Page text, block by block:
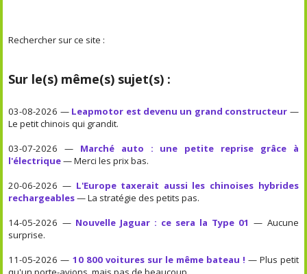
Rechercher sur ce site :
Sur le(s) même(s) sujet(s) :
03-08-2026 — Leapmotor est devenu un grand constructeur —
Le petit chinois qui grandit.
03-07-2026 — Marché auto : une petite reprise grâce à
l'électrique— Merci les prix bas.
20-06-2026 — L'Europe taxerait aussi les chinoises hybrides
rechargeables— La stratégie des petits pas.
14-05-2026 — Nouvelle Jaguar : ce sera la Type 01 — Aucune
surprise.
11-05-2026 — 10 800 voitures sur le même bateau ! — Plus petit